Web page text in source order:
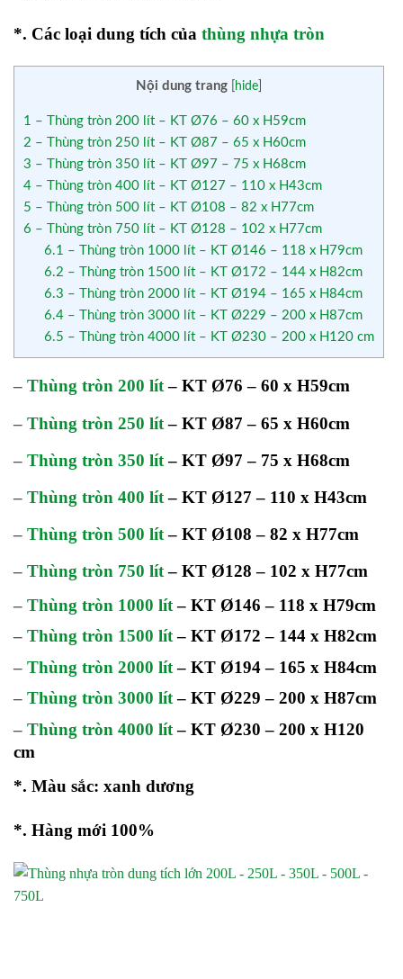
*. Các loại dung tích của thùng nhựa tròn
Nội dung trang hide
1 – Thùng tròn 200 lít – KT Ø76 – 60 x H59cm
2 – Thùng tròn 250 lít – KT Ø87 – 65 x H60cm
3 – Thùng tròn 350 lít – KT Ø97 – 75 x H68cm
4 – Thùng tròn 400 lít – KT Ø127 – 110 x H43cm
5 – Thùng tròn 500 lít – KT Ø108 – 82 x H77cm
6 – Thùng tròn 750 lít – KT Ø128 – 102 x H77cm
6.1 – Thùng tròn 1000 lít – KT Ø146 – 118 x H79cm
6.2 – Thùng tròn 1500 lít – KT Ø172 – 144 x H82cm
6.3 – Thùng tròn 2000 lít – KT Ø194 – 165 x H84cm
6.4– Thùng tròn 3000 lít – KT Ø229 – 200 x H87cm
6.5 – Thùng tròn 4000 lít – KT Ø230 – 200 x H120 cm
– Thùng tròn 200 lít – KT Ø76 – 60 x H59cm
– Thùng tròn 250 lít – KT Ø87 – 65 x H60cm
– Thùng tròn 350 lít – KT Ø97 – 75 x H68cm
– Thùng tròn 400 lít – KT Ø127 – 110 x H43cm
– Thùng tròn 500 lít – KT Ø108 – 82 x H77cm
– Thùng tròn 750 lít – KT Ø128 – 102 x H77cm
– Thùng tròn 1000 lít – KT Ø146 – 118 x H79cm
– Thùng tròn 1500 lít – KT Ø172 – 144 x H82cm
– Thùng tròn 2000 lít – KT Ø194 – 165 x H84cm
– Thùng tròn 3000 lít – KT Ø229 – 200 x H87cm
– Thùng tròn 4000 lít – KT Ø230 – 200 x H120
cm
*. Màu sắc: xanh dương
*. Hàng mới 100%